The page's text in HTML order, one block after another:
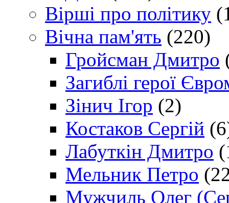
Вірші про політику
Вічна пам'ять (220)
Гройсман Дмитро
Загиблі герої
Зінич Ігор (2)
Костаков Сергій
Лабуткін Дмитро
Мельник Петро
Мужчиль Олег